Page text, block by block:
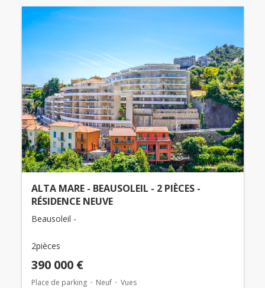
ALTA MARE - BEAUSOLEIL - 2 PIÈCES -
RÉSIDENCE NEUVE
Beausoleil -
2pièces
390 000 €
Place de parking Neuf Vues